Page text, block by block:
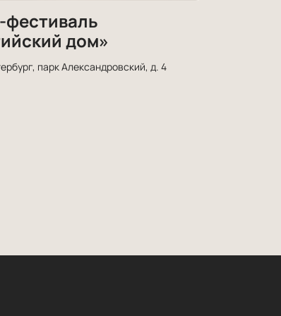
фестиваль
дом»
парк Александровский, д. 4